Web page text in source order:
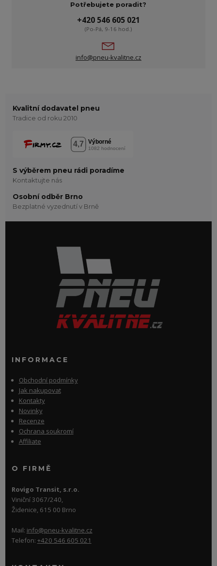
Potřebujete poradit?
+420 546 605 021
(Po-Pá, 9-16 hod.)
info@pneu-kvalitne.cz
Kvalitní dodavatel pneu
Tradice od roku 2010
S výběrem pneu rádi poradíme
Kontaktujte nás
Osobní odběr Brno
Bezplatné vyzednutí v Brně
INFORMACE
Obchodní podmínky
Jak nakupovat
Kontakty
Novinky
Recenze
Ochrana soukromí
Affiliate
O FIRMĚ
Rovigo Transit, s.r.o.
Viniční 3067/240,
Židenice, 615 00 Brno
Mail: info@pneu-kvalitne.cz
Telefon: +420 546 605 021